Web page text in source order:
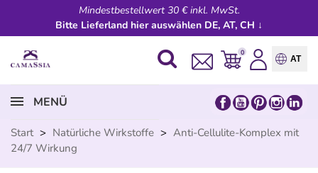
Mindestbestellwert 30 € inkl. MwSt.
Bitte Lieferland hier auswählen DE, AT, CH ↓
0
AT
MENÜ
Start > Natürliche Wirkstoffe > Anti-Cellulite-Komplex mit
24/7 Wirkung